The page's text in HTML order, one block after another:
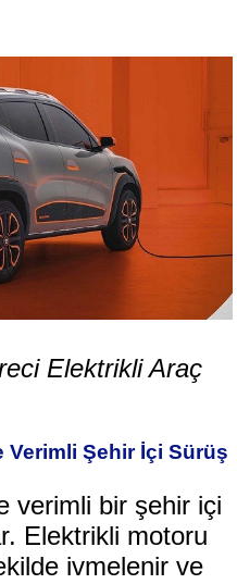
Elektrikli Araç
Verimli Şehir İçi Sürüş
verimli bir şehir içi
Elektrikli motoru
ivmelenir ve